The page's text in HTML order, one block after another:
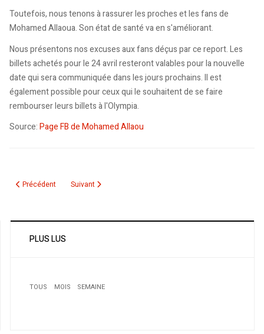
Toutefois, nous tenons à rassurer les proches et les fans de
Mohamed Allaoua. Son état de santé va en s'améliorant.
Nous présentons nos excuses aux fans déçus par ce report. Les
billets achetés pour le 24 avril resteront valables pour la nouvelle
date qui sera communiquée dans les jours prochains. Il est
également possible pour ceux qui le souhaitent de se faire
rembourser leurs billets à l'Olympia.
Source:Page FB de Mohamed Allaou
Article précédent : Nazli, son 1er album Lawhem
Précédent Article suivant : Ouezllaguen, organise son Carnaval
Suivant
PLUS LUS
TOUS MOIS
SEMAINE